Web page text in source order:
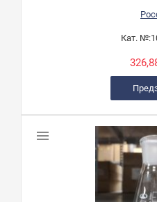
Кат. №: